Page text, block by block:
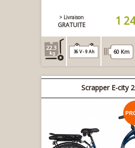
> Livraison
GRATUITE 1
22.3
36 V - 9 Ah 60 Km
Scrapper E-city